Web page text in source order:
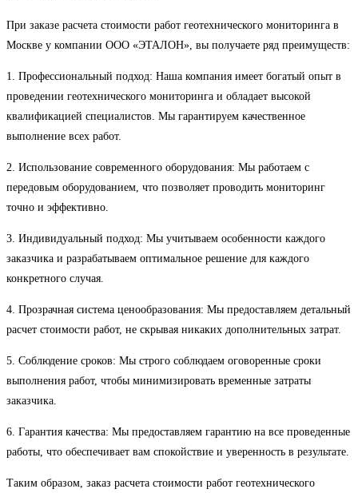
При заказе расчета стоимости работ геотехнического мониторинга в
Москве у компании ООО «ЭТАЛОН», вы получаете ряд преимуществ:
1. Профессиональный подход: Наша компания имеет богатый опыт в
проведении геотехнического мониторинга и обладает высокой
квалификацией специалистов. Мы гарантируем качественное
выполнение всех работ.
2. Использование современного оборудования: Мы работаем с
передовым оборудованием, что позволяет проводить мониторинг
точно и эффективно.
3. Индивидуальный подход: Мы учитываем особенности каждого
заказчика и разрабатываем оптимальное решение для каждого
конкретного случая.
4. Прозрачная система ценообразования: Мы предоставляем детальный
расчет стоимости работ, не скрывая никаких дополнительных затрат.
5. Соблюдение сроков: Мы строго соблюдаем оговоренные сроки
выполнения работ, чтобы минимизировать временные затраты
заказчика.
6. Гарантия качества: Мы предоставляем гарантию на все проведенные
работы, что обеспечивает вам спокойствие и уверенность в результате.
Таким образом, заказ расчета стоимости работ геотехнического